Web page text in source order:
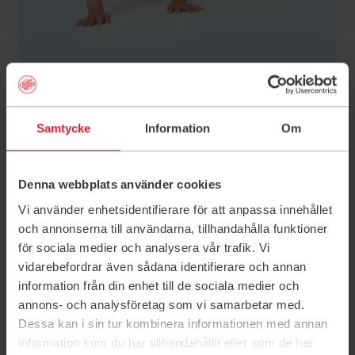
Samtycke Information Om
Denna webbplats använder cookies
Vi använder enhetsidentifierare för att anpassa innehållet
och annonserna till användarna, tillhandahålla funktioner
för sociala medier och analysera vår trafik. Vi
vidarebefordrar även sådana identifierare och annan
information från din enhet till de sociala medier och
annons- och analysföretag som vi samarbetar med.
Dessa kan i sin tur kombinera informationen med annan
information som du har tillhandahållit eller som de har
Nytt Mini-Röris
Den 1 oktober lanseras helt nya Mini-Röris 8.
Här får du möta olika djur med pulshöjande
kycklingcykling och spaning efter daggmaskar. Ta fram
tigertassarna och häng på! Desstom har vi samlat det
bästa från tidigare program i en Best of Mini-Röris. Håll